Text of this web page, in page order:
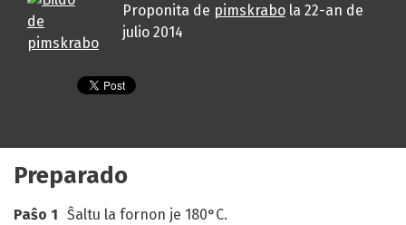
Proponita de pimskrabola 22-an de
julio 2014
Preparado
Paŝo 1 Ŝaltu la fornon je 180°C.